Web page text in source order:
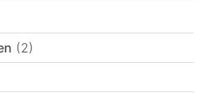
(2)